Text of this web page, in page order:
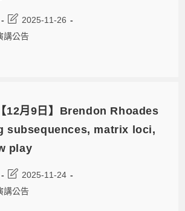
2025-11-26
講公告
【12月9日】Brendon Rhoades
subsequences, matrix loci,
play
2025-11-24
講公告